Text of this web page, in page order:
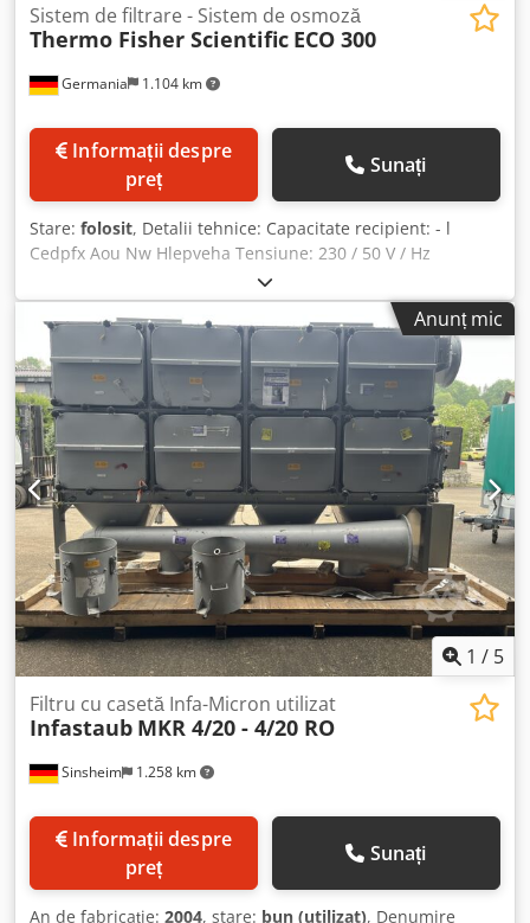
Germania 1.104 km
Sistem de filtrare - Sistem de osmoză
Thermo Fisher Scientific ECO 300
preț
Sunați
Stare: folosit, Detalii tehnice: Capacitate recipient: - l
Cedpfx Aou Nw Hlepveha Tensiune: 230 / 50 V / Hz
Greutatea aproximativă a utilajului: Instalația este
demontată kg INSTALAȚIE DE OSMOZĂ Această instalație
este demontată. Se vinde la prețul de livrare, conform
stării și descrierii actuale. *
Anunț mic
1 / 5
Sinsheim 1.258 km
Filtru cu casetă Infa-Micron utilizat
Infastaub MKR 4/20 - 4/20 RO
preț
Sunați
An de fabricație: 2004, stare: bun (utilizat), Denumire